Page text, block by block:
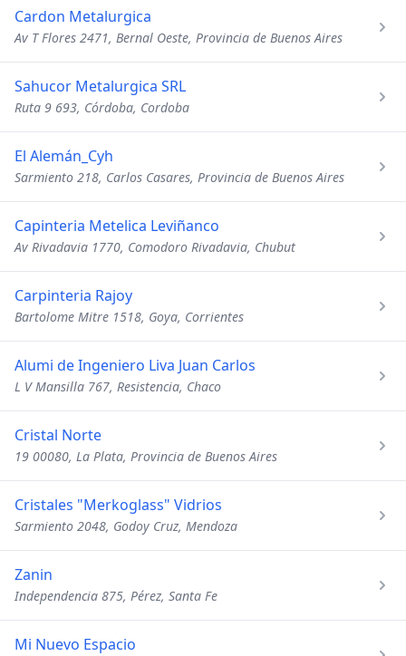
Cardon Metalurgica
Av T Flores 2471, Bernal Oeste, Provincia de Buenos Aires
Sahucor Metalurgica SRL
Ruta 9 693, Córdoba, Cordoba
El Alemán_Cyh
Sarmiento 218, Carlos Casares, Provincia de Buenos Aires
Capinteria Metelica Leviñanco
Av Rivadavia 1770, Comodoro Rivadavia, Chubut
Carpinteria Rajoy
Bartolome Mitre 1518, Goya, Corrientes
Alumi de Ingeniero Liva Juan Carlos
L V Mansilla 767, Resistencia, Chaco
Cristal Norte
19 00080, La Plata, Provincia de Buenos Aires
Cristales "Merkoglass" Vidrios
Sarmiento 2048, Godoy Cruz, Mendoza
Zanin
Independencia 875, Pérez, Santa Fe
Mi Nuevo Espacio